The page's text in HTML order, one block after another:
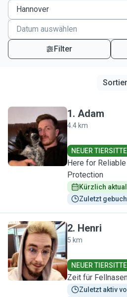
Filter
A
1. Adam
4.4 km
NEUER
Here for
Protection
Kürzlich
Zuletzt
H
2. Henri
5 km
NEUER
Zeit für
Zuletzt aktiv